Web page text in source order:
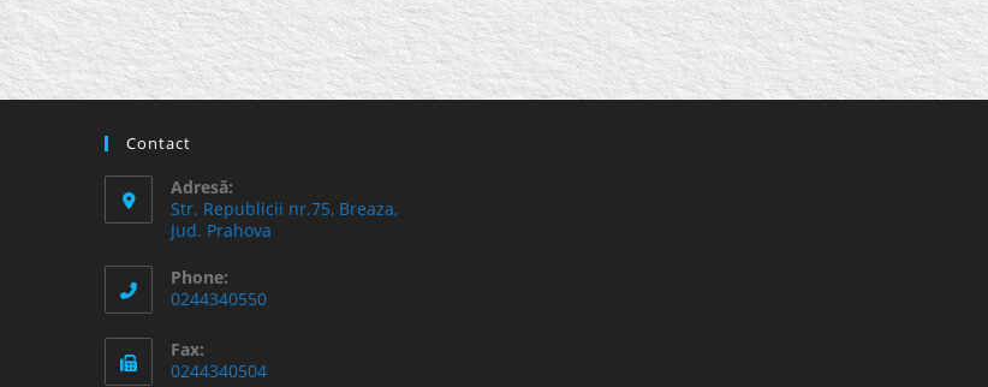
Contact
Adresă:
Str. Republicii nr.75, Breaza,
Jud. Prahova
Phone:
0244340550
Fax:
0244340504